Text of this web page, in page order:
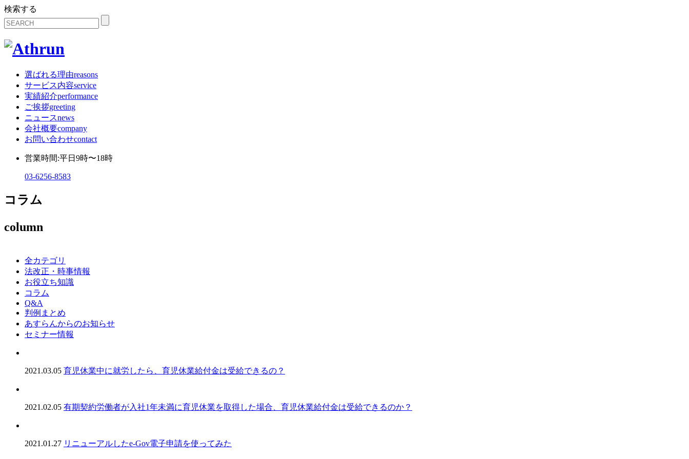
検索する
選ばれる理由reasons
サービス内容service
実績紹介performance
ご挨拶greeting
ニュースnews
会社概要company
お問い合わせcontact
営業時間:平日9時〜18時
03-6256-8583
コラム
column
全カテゴリ
法改正・時事情報
お役立ち知識
コラム
Q&A
判例まとめ
あすらんからのお知らせ
セミナー情報
2021.03.05 育児休業中に就労したら、育児休業給付金は受給できるの？
2021.02.05 有期契約労働者が入社1年未満に育児休業を取得した場合、育児休業給付金は受給できるのか？
2021.01.27 リニューアルしたe-Gov電子申請を使ってみた